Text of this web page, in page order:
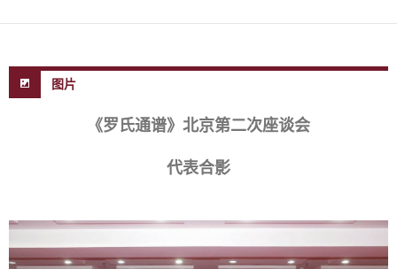
图片
《罗氏通谱》北京第二次座谈会
代表合影